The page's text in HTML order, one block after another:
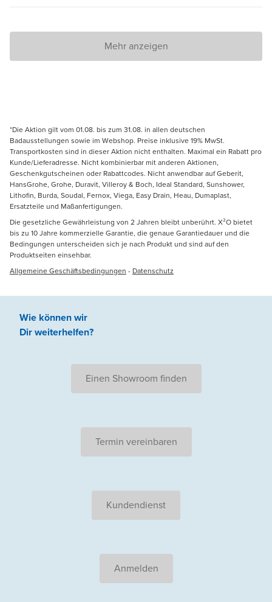
Mehr anzeigen
*Die Aktion gilt vom 01.08. bis zum 31.08. in allen deutschen
Badausstellungen sowie im Webshop. Preise inklusive 19% MwSt.
Transportkosten sind in dieser Aktion nicht enthalten. Maximal ein Rabatt pro
Kunde/Lieferadresse. Nicht kombinierbar mit anderen Aktionen,
Geschenkgutscheinen oder Rabattcodes. Nicht anwendbar auf Geberit,
HansGrohe, Grohe, Duravit, Villeroy & Boch, Ideal Standard, Sunshower,
Lithofin, Burda, Soudal, Fernox, Viega, Easy Drain, Heau, Dumaplast,
Ersatzteile und Maßanfertigungen.
Die gesetzliche Gewährleistung von 2 Jahren bleibt unberührt. X²O bietet
bis zu 10 Jahre kommerzielle Garantie, die genaue Garantiedauer und die
Bedingungen unterscheiden sich je nach Produkt und sind auf den
Produktseiten einsehbar.
Allgemeine Geschäftsbedingungen - Datenschutz
Wie können wir
Dir weiterhelfen?
Einen Showroom finden
Termin vereinbaren
Kundendienst
Anmelden